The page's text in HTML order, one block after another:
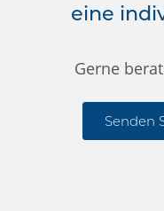
eine
Gerne
Senden